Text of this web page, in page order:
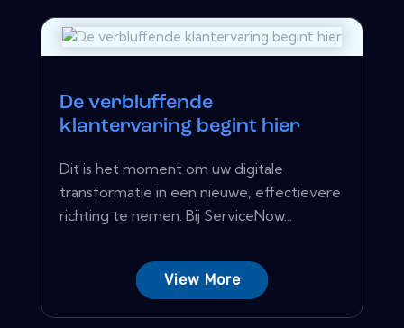
De verbluffende
klantervaring begint hier
Dit is het moment om uw digitale
transformatie in een nieuwe, effectievere
richting te nemen. Bij ServiceNow...
View More